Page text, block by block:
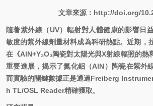
文章來源： http://doi.org/
隨著紫外線（UV）輻射對人體健康的影響日
敏度的紫外線劑量材料成為科研熱點。近期，
在《AlN+Y₂O₃陶瓷對太陽光與X射線輻照的熱
重要進展，揭示了氮化鋁（AlN）陶瓷在紫外
而實驗的關鍵數據正是通過Freiberg
h TL/OSL Reader精確獲取。